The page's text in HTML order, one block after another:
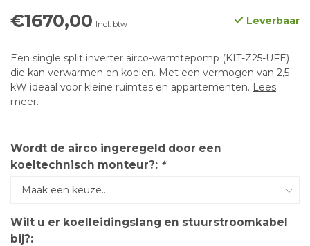
€1670,00 Incl. btw Leverbaar
Een single split inverter airco-warmtepomp (KIT-Z25-UFE)
die kan verwarmen en koelen. Met een vermogen van 2,5
kW ideaal voor kleine ruimtes en appartementen. Lees
meer.
Wordt de airco ingeregeld door een
koeltechnisch monteur?: *
Wilt u er koelleidingslang en stuurstroomkabel
bij?: